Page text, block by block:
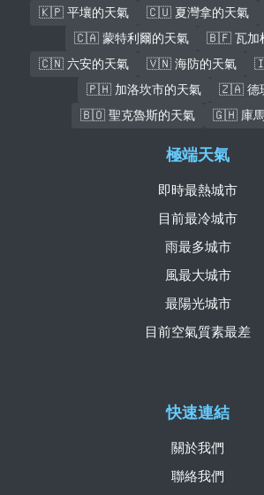
🇰🇵 平壤的天氣 🇨🇺 夏灣拿的天氣
🇨🇦 蒙特利爾的天氣
🇧🇫 瓦加
🇨🇳 六安的天氣
🇻🇳 海防的天氣
🇵🇭 加洛坎市的天氣
🇿🇦 德
🇧🇴 聖克魯斯的天氣
🇬🇭 庫馬
快速連結
關於我們
聯絡我們
極端天氣
即時最熱城市
目前最冷城市
雨最多城市
風最大城市
最陽光城市
目前空氣質素最差